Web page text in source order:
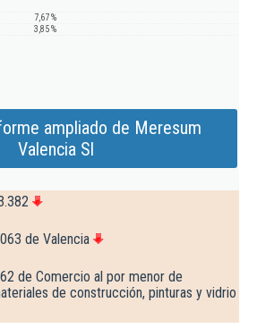
7,67 %
3,85 %
ampliado de Meresum
Valencia Sl
de Valencia
de Comercio al por menor de
de construcción, pinturas y vidrio